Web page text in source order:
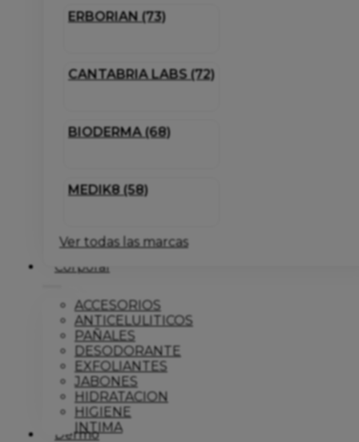
ERBORIAN (73)
CANTABRIA LABS (72)
BIODERMA (68)
MEDIK8 (58)
Ver todas las marcas
Corporal
ACCESORIOS
ANTICELULITICOS
PAÑALES
DESODORANTE
EXFOLIANTES
JABONES
HIDRATACION
HIGIENE
INTIMA
Dermo